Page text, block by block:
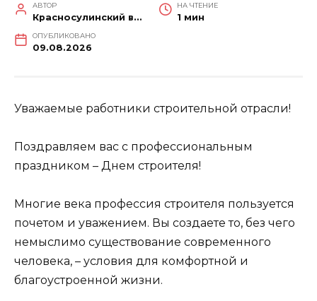
АВТОР
Красносулинский вестник
НА ЧТЕНИЕ
1 мин
ОПУБЛИКОВАНО
09.08.2026
Уважаемые работники строительной отрасли!
Поздравляем вас с профессиональным
праздником – Днем строителя!
Многие века профессия строителя пользуется
почетом и уважением. Вы создаете то, без чего
немыслимо существование современного
человека, – условия для комфортной и
благоустроенной жизни.